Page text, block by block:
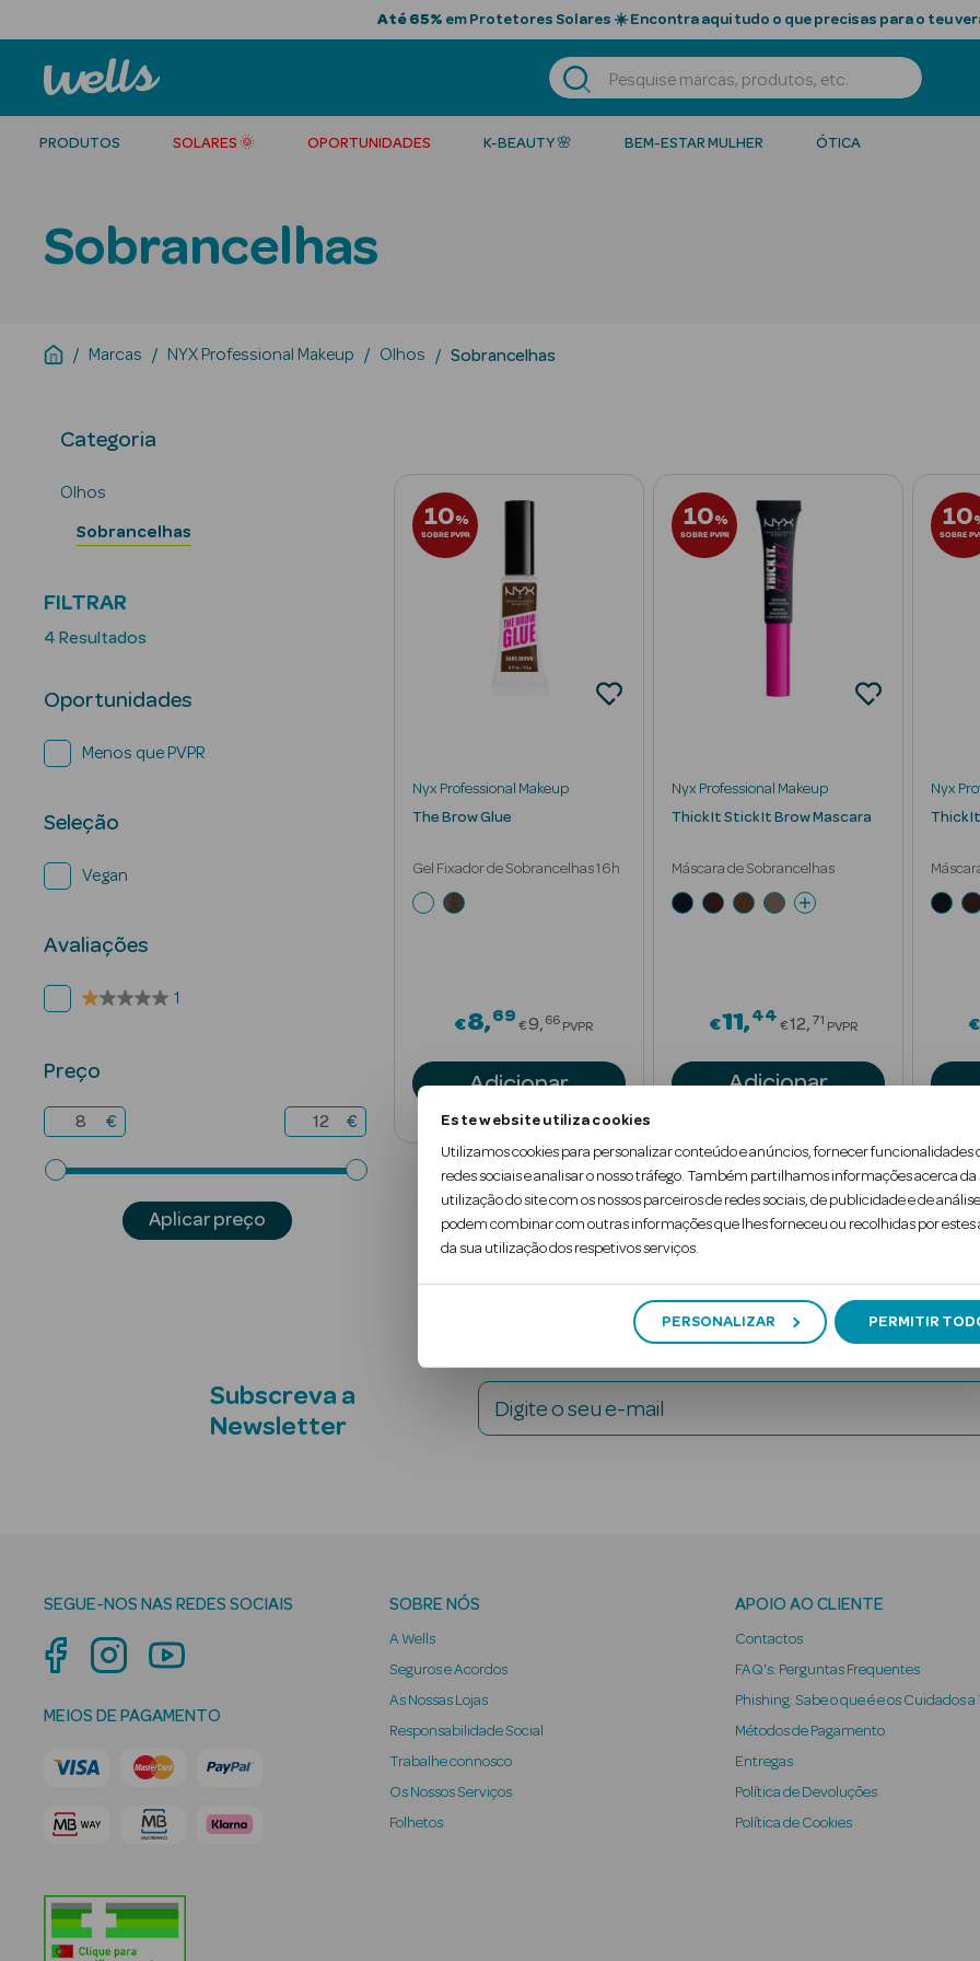
Este website utiliza cookies
Utilizamos cookies para personalizar conteúdo e anúncios, fornecer funcionalidades
redes sociais e analisar o nosso tráfego. Também partilhamos informações acerca da
utilização do site com os nossos parceiros de redes sociais, de publicidade e de
podem combinar com outras informações que lhes forneceu ou recolhidas por estes
da sua utilização dos respetivos serviços.
PERSONALIZAR PERMITIR
Até 65% em Protetores Solares ☀️ Encontra aqui tudo o que precisas para o teu
PRODUTOS SOLARES 🌞 OPORTUNIDADES K-BEAUTY 🌸 BEM-ESTAR MULHER ÓTICA
Sobrancelhas
Marcas NYX Professional Makeup Olhos Sobrancelhas
Categoria
Olhos
Sobrancelhas
FILTRAR
4 Resultados
Oportunidades
Menos que PVPR
Seleção
Vegan
Avaliações
1
Preço
€ €
Aplicar preço
10%
SOBRE PVPR
Nyx Professional Makeup
The Brow Glue
Gel Fixador de Sobrancelhas 16h
€8 69Price reduced from
€9 66 PVPR
Adicionar
10%
SOBRE PVPR
Nyx Professional Makeup
Thick It Stick It Brow Mascara
Máscara de Sobrancelhas
€11 44Price reduced
€12 71 PVPR
Adicionar
10
SOBRE
Nyx
Thick
€
Subscreva a
Newsletter
Digite o seu e-mail
SEGUE-NOS NAS REDES SOCIAIS
MEIOS DE PAGAMENTO
SOBRE NÓS
A Wells
Seguros e Acordos
As Nossas Lojas
Responsabilidade Social
Trabalhe connosco
Os Nossos Serviços
Folhetos
APOIO AO CLIENTE
Contactos
FAQ's: Perguntas Frequentes
Phishing: Sabe o que é e os Cuidados a
Métodos de Pagamento
Entregas
Política de Devoluções
Política de Cookies